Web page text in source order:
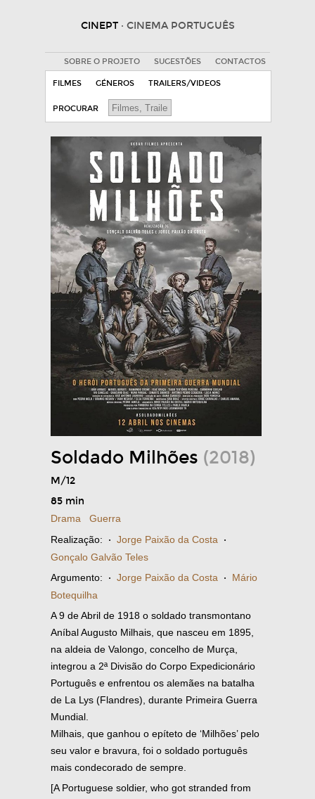
CINEPT · CINEMA PORTUGUÊS
SOBRE O PROJETO SUGESTÕES CONTACTOS
FILMES GÉNEROS TRAILERS/VIDEOS
PROCURAR
Soldado Milhões (2018)
M/12
85 min
Drama
Guerra
Realização: · Jorge Paixão da Costa ·
Gonçalo Galvão Teles
Argumento: · Jorge Paixão da Costa · Mário
Botequilha
A 9 de Abril de 1918 o soldado transmontano
Aníbal Augusto Milhais, que nasceu em 1895,
na aldeia de Valongo, concelho de Murça,
integrou a 2ª Divisão do Corpo Expedicionário
Português e enfrentou os alemães na batalha
de La Lys (Flandres), durante Primeira Guerra
Mundial.
Milhais, que ganhou o epíteto de ‘Milhões’ pelo
seu valor e bravura, foi o soldado português
mais condecorado de sempre.
[A Portuguese soldier, who got stranded from